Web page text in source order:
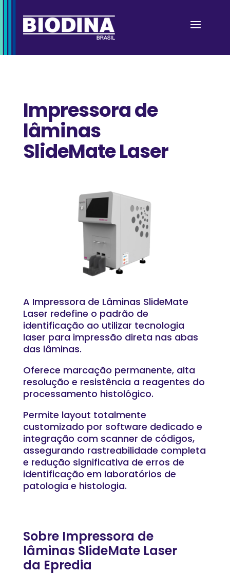
Impressora de
lâminas
SlideMate Laser
A Impressora de Lâminas SlideMate
Laser redefine o padrão de
identificação ao utilizar tecnologia
laser para impressão direta nas abas
das lâminas.
Oferece marcação permanente, alta
resolução e resistência a reagentes do
processamento histológico.
Permite layout totalmente
customizado por software dedicado e
integração com scanner de códigos,
assegurando rastreabilidade completa
e redução significativa de erros de
identificação em laboratórios de
patologia e histologia.
Sobre Impressora de
lâminas SlideMate Laser
da Epredia